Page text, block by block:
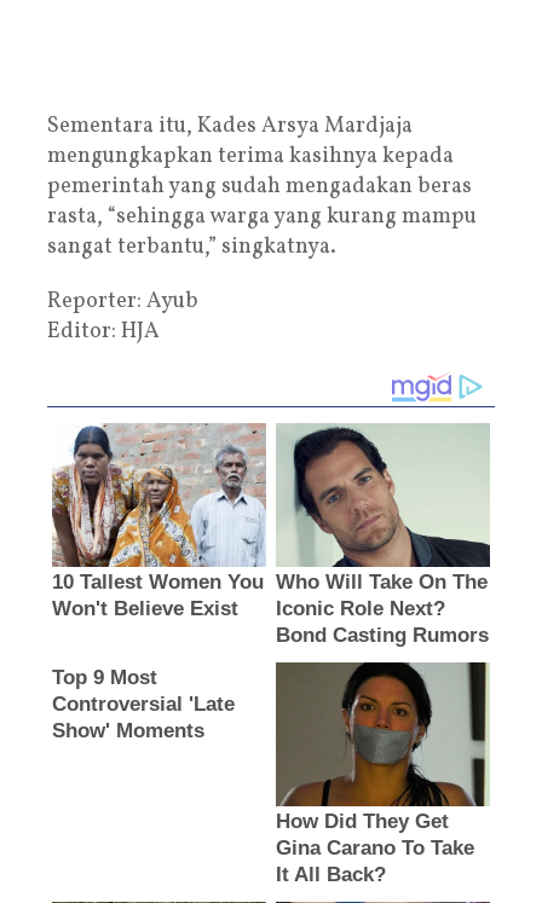
Sementara itu, Kades Arsya Mardjaja
mengungkapkan terima kasihnya kepada
pemerintah yang sudah mengadakan beras
rasta, “sehingga warga yang kurang mampu
sangat terbantu,” singkatnya.
Reporter: Ayub
Editor: HJA